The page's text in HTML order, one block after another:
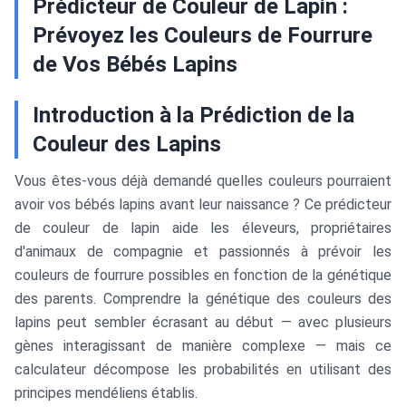
Prédicteur de Couleur de Lapin :
Prévoyez les Couleurs de Fourrure
de Vos Bébés Lapins
Introduction à la Prédiction de la
Couleur des Lapins
Vous êtes-vous déjà demandé quelles couleurs pourraient
avoir vos bébés lapins avant leur naissance ? Ce prédicteur
de couleur de lapin aide les éleveurs, propriétaires
d'animaux de compagnie et passionnés à prévoir les
couleurs de fourrure possibles en fonction de la génétique
des parents. Comprendre la génétique des couleurs des
lapins peut sembler écrasant au début — avec plusieurs
gènes interagissant de manière complexe — mais ce
calculateur décompose les probabilités en utilisant des
principes mendéliens établis.